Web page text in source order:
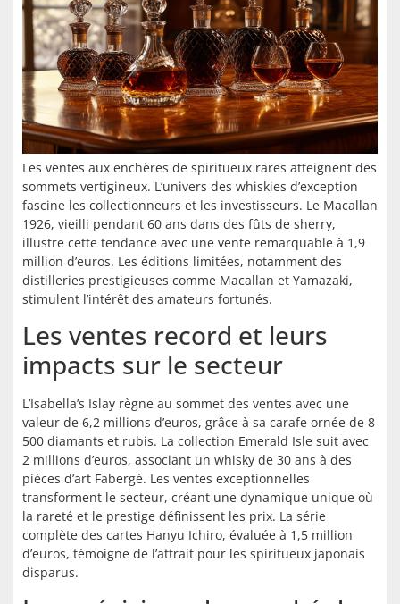
Les ventes aux enchères de spiritueux rares atteignent des
sommets vertigineux. L’univers des whiskies d’exception
fascine les collectionneurs et les investisseurs. Le Macallan
1926, vieilli pendant 60 ans dans des fûts de sherry,
illustre cette tendance avec une vente remarquable à 1,9
million d’euros. Les éditions limitées, notamment des
distilleries prestigieuses comme Macallan et Yamazaki,
stimulent l’intérêt des amateurs fortunés.
Les ventes record et leurs
impacts sur le secteur
L’Isabella’s Islay règne au sommet des ventes avec une
valeur de 6,2 millions d’euros, grâce à sa carafe ornée de 8
500 diamants et rubis. La collection Emerald Isle suit avec
2 millions d’euros, associant un whisky de 30 ans à des
pièces d’art Fabergé. Les ventes exceptionnelles
transforment le secteur, créant une dynamique unique où
la rareté et le prestige définissent les prix. La série
complète des cartes Hanyu Ichiro, évaluée à 1,5 million
d’euros, témoigne de l’attrait pour les spiritueux japonais
disparus.